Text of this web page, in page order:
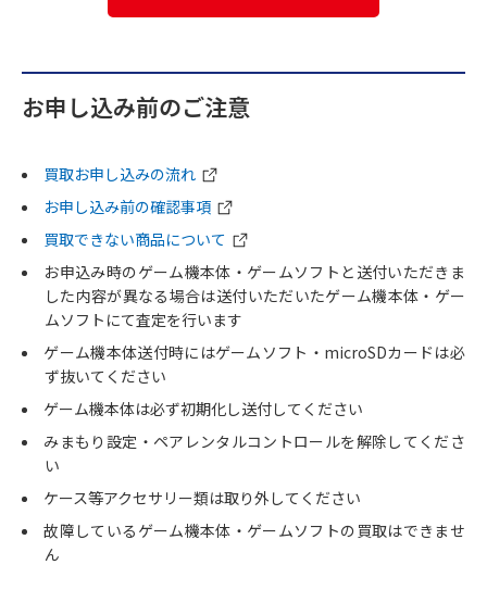
お申し込み前のご注意
買取お申し込みの流れ
お申し込み前の確認事項
買取できない商品について
お申込み時のゲーム機本体・ゲームソフトと送付いただきま
した内容が異なる場合は送付いただいたゲーム機本体・ゲー
ムソフトにて査定を行います
ゲーム機本体送付時にはゲームソフト・microSDカードは必
ず抜いてください
ゲーム機本体は必ず初期化し送付してください
みまもり設定・ペアレンタルコントロールを解除してくださ
い
ケース等アクセサリー類は取り外してください
故障しているゲーム機本体・ゲームソフトの買取はできませ
ん